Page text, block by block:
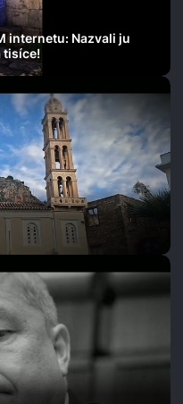
internetu: Nazvali ju
tisíce!